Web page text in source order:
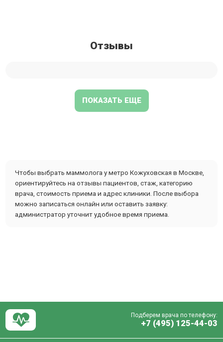
Отзывы
ПОКАЗАТЬ ЕЩЕ
Чтобы выбрать маммолога у метро Кожуховская в Москве,
ориентируйтесь на отзывы пациентов, стаж, категорию
врача, стоимость приема и адрес клиники. После выбора
можно записаться онлайн или оставить заявку:
администратор уточнит удобное время приема.
Подберем врача по телефону:
+7 (495) 125-44-03